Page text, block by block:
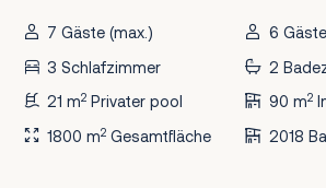
7 Gäste (max.)
6
3 Schlafzimmer
2
21 m2 Privater pool 90 m2
1800 m2 Gesamtfläche 2018